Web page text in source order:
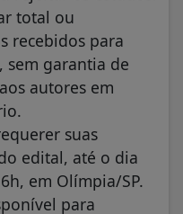
total ou
recebidos para
garantia de
autores em
suas
edital, até o dia
em Olímpia/SP.
para